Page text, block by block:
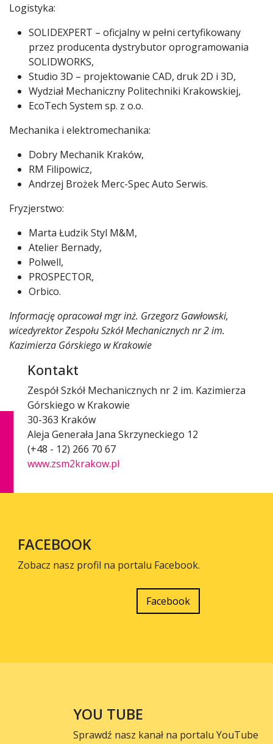
Logistyka:
SOLIDEXPERT – oficjalny w pełni certyfikowany
przez producenta dystrybutor oprogramowania
SOLIDWORKS,
Studio 3D – projektowanie CAD, druk 2D i 3D,
Wydział Mechaniczny Politechniki Krakowskiej,
EcoTech System sp. z o.o.
Mechanika i elektromechanika:
Dobry Mechanik Kraków,
RM Filipowicz,
Andrzej Brożek Merc-Spec Auto Serwis.
Fryzjerstwo:
Marta Łudzik Styl M&M,
Atelier Bernady,
Polwell,
PROSPECTOR,
Orbico.
Informację opracował mgr inż. Grzegorz Gawłowski,
wicedyrektor Zespołu Szkół Mechanicznych nr 2 im.
Kazimierza Górskiego w Krakowie
Kontakt
Zespół Szkół Mechanicznych nr 2 im. Kazimierza
Górskiego w Krakowie
30-363 Kraków
Aleja Generała Jana Skrzyneckiego 12
(+48 - 12) 266 70 67
www.zsm2krakow.pl
FACEBOOK
Zobacz nasz profil na portalu Facebook.
Facebook
YOU TUBE
Sprawdź nasz kanał na portalu YouTube